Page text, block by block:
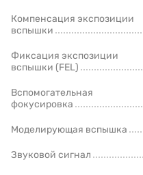
Компенсация экспозиции
вспышки
Фиксация экспозиции
вспышки (FEL)
Вспомогательная
фокусировка
Моделирующая вспышка
Звуковой сигнал